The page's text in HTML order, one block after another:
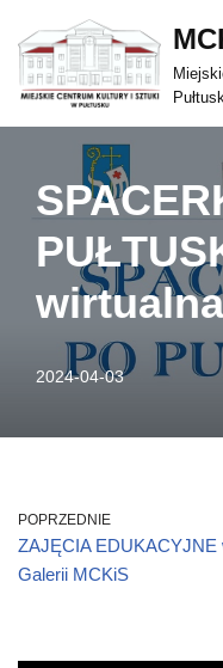
treści
Przejdź
do
2024-04-03
POPRZEDNIE
ZAJĘCIA EDUKACYJNE
Galerii MCKiS